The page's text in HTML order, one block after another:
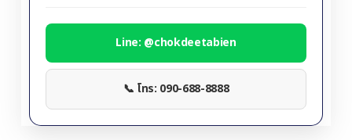
Line: @chokdeetabien
📞 โทร: 090-688-8888